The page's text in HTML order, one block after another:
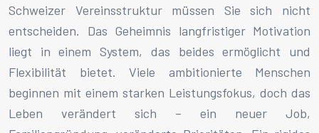
Schweizer Vereinsstruktur müssen Sie sich nicht
entscheiden. Das Geheimnis langfristiger Motivation
liegt in einem System, das beides ermöglicht und
Flexibilität bietet. Viele ambitionierte Menschen
beginnen mit einem starken Leistungsfokus, doch das
Leben verändert sich – ein neuer Job,